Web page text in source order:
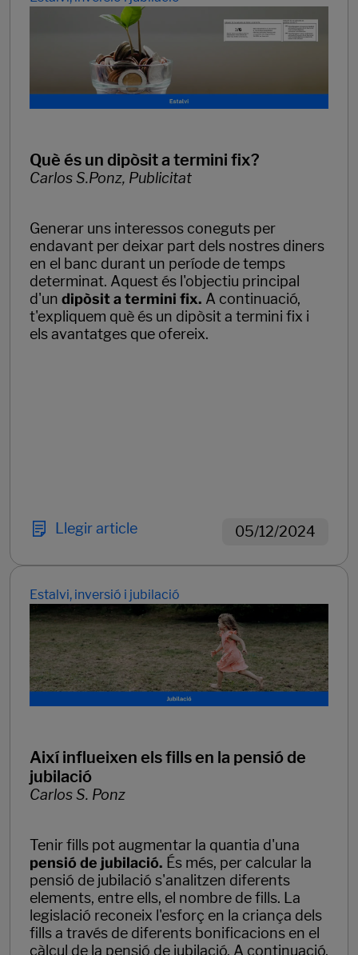
Què és un dipòsit a termini fix?
Carlos S.Ponz, Publicitat
Generar uns interessos coneguts per
endavant per deixar part dels nostres diners
en el banc durant un període de temps
determinat. Aquest és l'objectiu principal
d'un dipòsit a termini fix. A continuació,
t'expliquem què és un dipòsit a termini fix i
els avantatges que ofereix.
Llegir article 05/12/2024
Estalvi, inversió i jubilació
Així influeixen els fills en la pensió de
jubilació
Carlos S. Ponz
Tenir fills pot augmentar la quantia d'una
pensió de jubilació. És més, per calcular la
pensió de jubilació s'analitzen diferents
elements, entre ells, el nombre de fills. La
legislació reconeix l'esforç en la criança dels
fills a través de diferents bonificacions en el
càlcul de la pensió de jubilació. A continuació,